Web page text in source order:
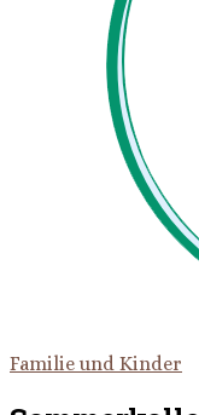
Familie und Kinder